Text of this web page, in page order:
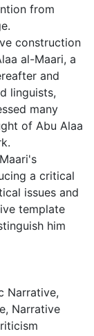
from
construction
al-Maari, a
and
linguists,
many
of Abu Alaa
a critical
issues and
template
him
Narrative,
Narrative